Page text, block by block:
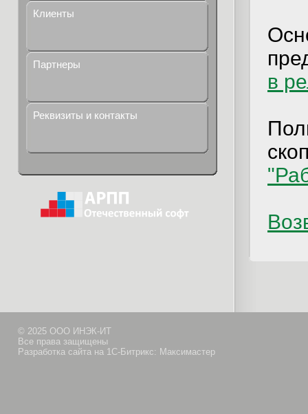
Клиенты
Партнеры
Реквизиты и контакты
в
© 2025 ООО ИНЭК-ИТ
Все права защищены
Разработка сайта на 1С-Битрикс: Максимастер